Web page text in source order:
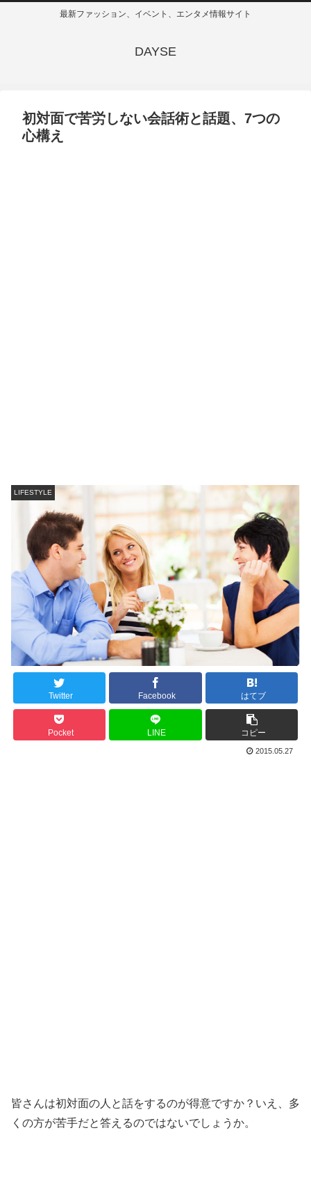
最新ファッション、イベント、エンタメ情報サイト
DAYSE
初対面で苦労しない会話術と話題、7つの
心構え
LIFESTYLE
Twitter Facebook はてブ
Pocket LINE コピー
2015.05.27
皆さんは初対面の人と話をするのが得意ですか？いえ、多
くの方が苦手だと答えるのではないでしょうか。